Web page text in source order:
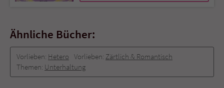
Ähnliche Bücher:
Vorlieben: Hetero Vorlieben: Zärtlich & Romantisch
Themen: Unterhaltung